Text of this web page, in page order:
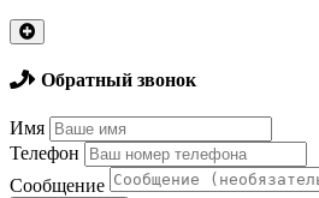
Обратный звонок
Имя
Телефон
Сообщение